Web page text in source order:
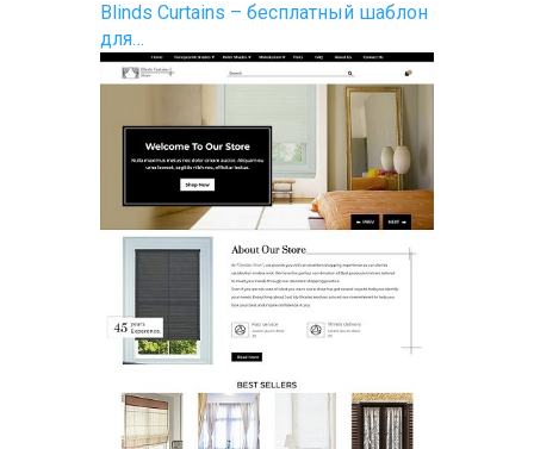
Blinds Curtains – бесплатный шаблон
для…